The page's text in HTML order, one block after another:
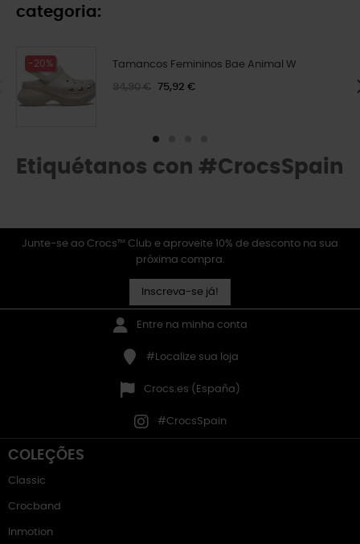
categoria:
-20% Tamancos Femininos Bae Animal W
94,90 € 75,92 €
Etiquétanos con #CrocsSpain
Junte-se ao Crocs™ Club e aproveite 10% de desconto na sua
próxima compra.
Inscreva-se já!
Entre na minha conta
#Localize sua loja
Crocs.es (España)
#CrocsSpain
COLEÇÕES
Classic
Crocband
Inmotion